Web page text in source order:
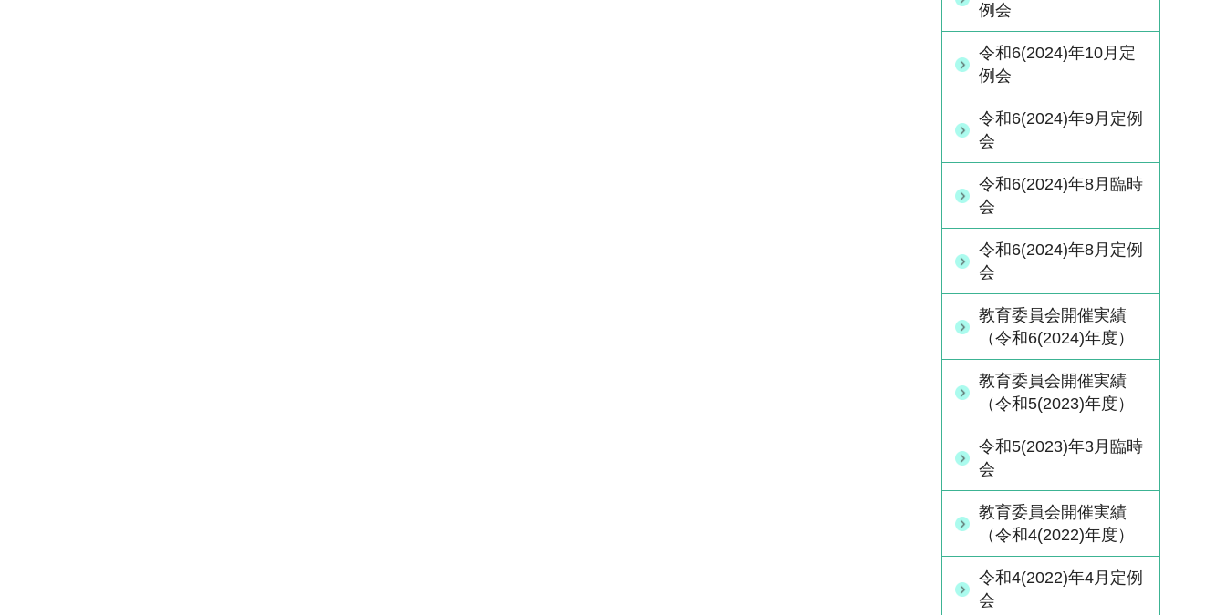
例会
令和6(2024)年10月定
例会
令和6(2024)年9月定例
会
令和6(2024)年8月臨時
会
令和6(2024)年8月定例
会
教育委員会開催実績
（令和6(2024)年度）
教育委員会開催実績
（令和5(2023)年度）
令和5(2023)年3月臨時
会
教育委員会開催実績
（令和4(2022)年度）
令和4(2022)年4月定例
会